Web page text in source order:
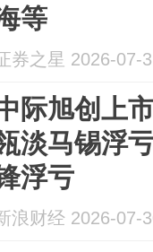
等
券之星 2026-07-
际旭创上
淡马锡浮
浮亏
浪财经 2026-07-